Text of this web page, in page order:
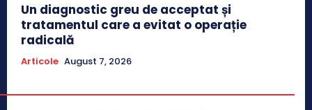
Un diagnostic greu de acceptat și
tratamentul care a evitat o operație
radicală
Articole August 7, 2026